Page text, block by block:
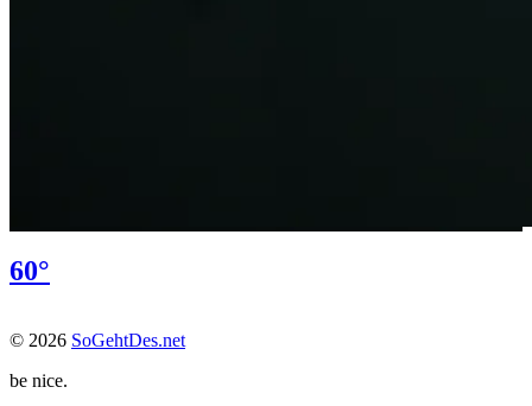
60°
© 2026 SoGehtDes.net
be nice.